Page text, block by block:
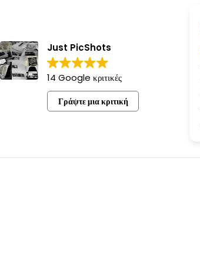
Just PicShots
14 Google κριτικές
Γράψτε μια κριτική